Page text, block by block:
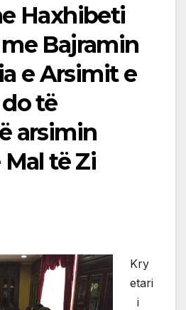
Haxhibeti
Bajramin
e Arsimit e
të
arsimin
të Zi
Kry
etari
i